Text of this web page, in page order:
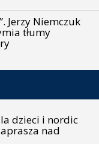
Jerzy Niemczuk
tłumy
dzieci i nordic
nad